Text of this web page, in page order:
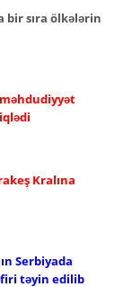
bir sıra ölkələrin
Kralına
Serbiyada
təyin edilib